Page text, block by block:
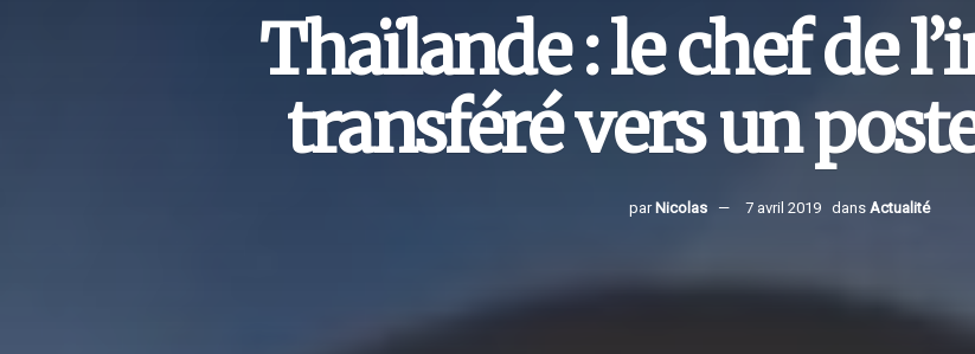
Thaïlande : le chef de
transféré vers un
par Nicolas 7 avril 2019 dans Actualité